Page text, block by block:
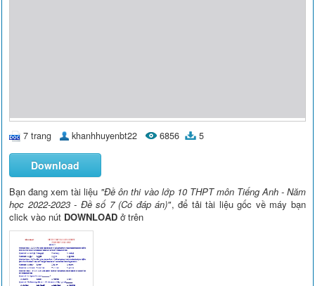
7 trang khanhhuyenbt22 6856 5
Download
Bạn đang xem tài liệu "Đề ôn thi vào lớp 10 THPT môn Tiếng Anh - Năm
học 2022-2023 - Đề số 7 (Có đáp án)", để tải tài liệu gốc về máy bạn
click vào nút DOWNLOAD ở trên